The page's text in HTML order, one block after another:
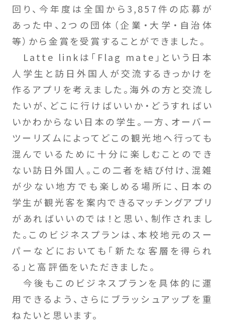
回り、今年度は全国から3,857件の応募が
あった中、2つの団体（企業・大学・自治体
等）から金賞を受賞することができました。
Latte linkは「Flag mate」という日本
人学生と訪日外国人が交流するきっかけを
作るアプリを考えました。海外の方と交流し
たいが、どこに行けばいいか・どうすればい
いかわからない日本の学生。一方、オーバー
ツーリズムによってどこの観光地へ行っても
混んでいるために十分に楽しむことのでき
ない訪日外国人。この二者を結び付け、混雑
が少ない地方でも楽しめる場所に、日本の
学生が観光客を案内できるマッチングアプリ
があればいいのでは！と思い、制作されまし
た。このビジネスプランは、本校地元のスー
パーなどにおいても「新たな客層を得られ
る」と高評価をいただきました。
今後もこのビジネスプランを具体的に運
用できるよう、さらにブラッシュアップを重
ねたいと思います。